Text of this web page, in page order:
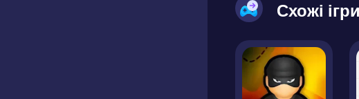
Схожі ігри